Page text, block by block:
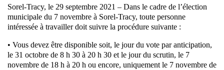
Sorel-Tracy, le 29 septembre 2021 – Dans le cadre de l’élection
municipale du 7 novembre à Sorel-Tracy, toute personne
intéressée à travailler doit suivre la procédure suivante :
• Vous devez être disponible soit, le jour du vote par anticipation,
le 31 octobre de 8 h 30 à 20 h 30 et le jour du scrutin, le 7
novembre de 18 h à 20 h ou encore, uniquement le 7 novembre de